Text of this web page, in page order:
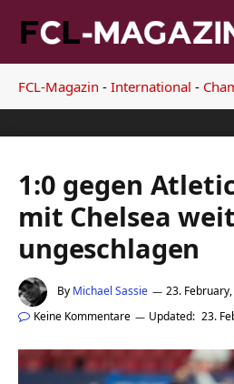
FCL-Magazin - International -
1:0 gegen
mit Chelsea
ungeschlagen
By Michael Sassie
23.
Keine Kommentare
Updated: 23.